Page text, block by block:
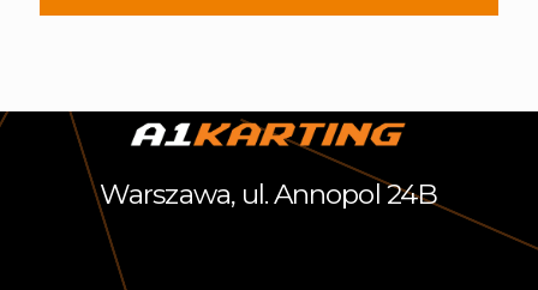
Warszawa, ul. Annopol 24B